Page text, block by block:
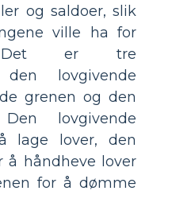
og saldoer, slik
ville ha for
er tre
den lovgivende
grenen og den
lovgivende
lage lover, den
å håndheve lover
for å dømme